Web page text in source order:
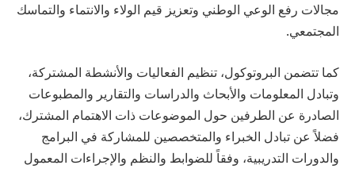
مجالات رفع الوعي الوطني وتعزيز قيم الولاء والانتماء والتماسك
المجتمعي.
كما تتضمن البروتوكول، تنظيم الفعاليات والأنشطة المشتركة،
وتبادل المعلومات والأبحاث والدراسات والتقارير والمطبوعات
الصادرة عن الطرفين حول الموضوعات ذات الاهتمام المشترك،
فضلاً عن تبادل الخبراء والمتخصصين للمشاركة في البرامج
والدورات التدريبية، وفقاً للضوابط والنظم والإجراءات المعمول